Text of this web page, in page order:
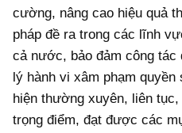
cường, nâng cao hiệu quả
pháp đề ra trong các lĩnh
cả nước, bảo đảm công tác
lý hành vi xâm phạm
hiện thường xuyên, liên
trọng điểm, đạt được các